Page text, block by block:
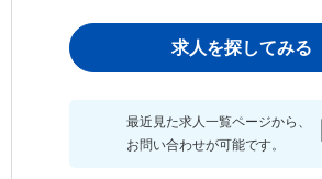
求人を探してみる
最近見た求人一覧ページから、
お問い合わせが可能です。